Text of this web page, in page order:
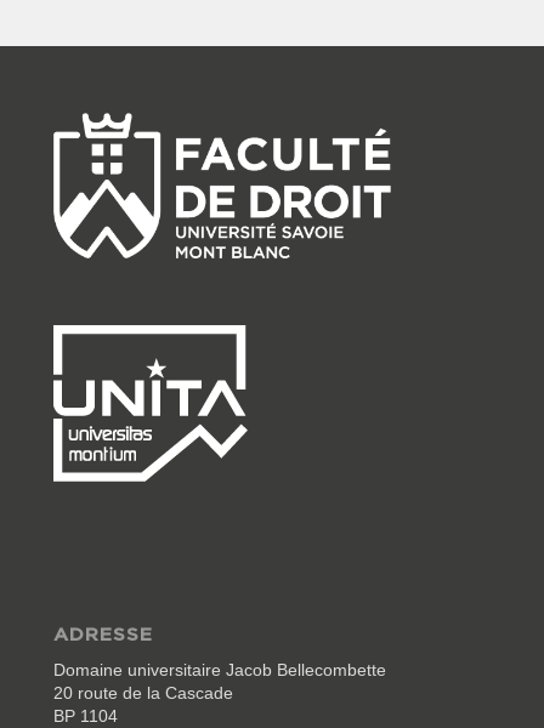
ADRESSE
Domaine universitaire Jacob Bellecombette
20 route de la Cascade
BP 1104